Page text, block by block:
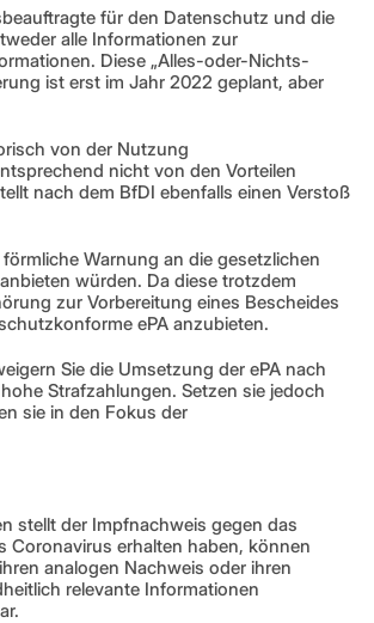
für den Datenschutz und die
alle Informationen zur
Diese „Alles-oder-Nichts-
ist erst im Jahr 2022 geplant, aber
von der Nutzung
nicht von den Vorteilen
nach dem BfDI ebenfalls einen Verstoß
förmliche Warnung an die gesetzlichen
würden. Da diese trotzdem
zur Vorbereitung eines Bescheides
ePA anzubieten.
Sie die Umsetzung der ePA nach
Strafzahlungen. Setzen sie jedoch
sie in den Fokus der
stellt der Impfnachweis gegen das
Coronavirus erhalten haben, können
analogen Nachweis oder ihren
relevante Informationen